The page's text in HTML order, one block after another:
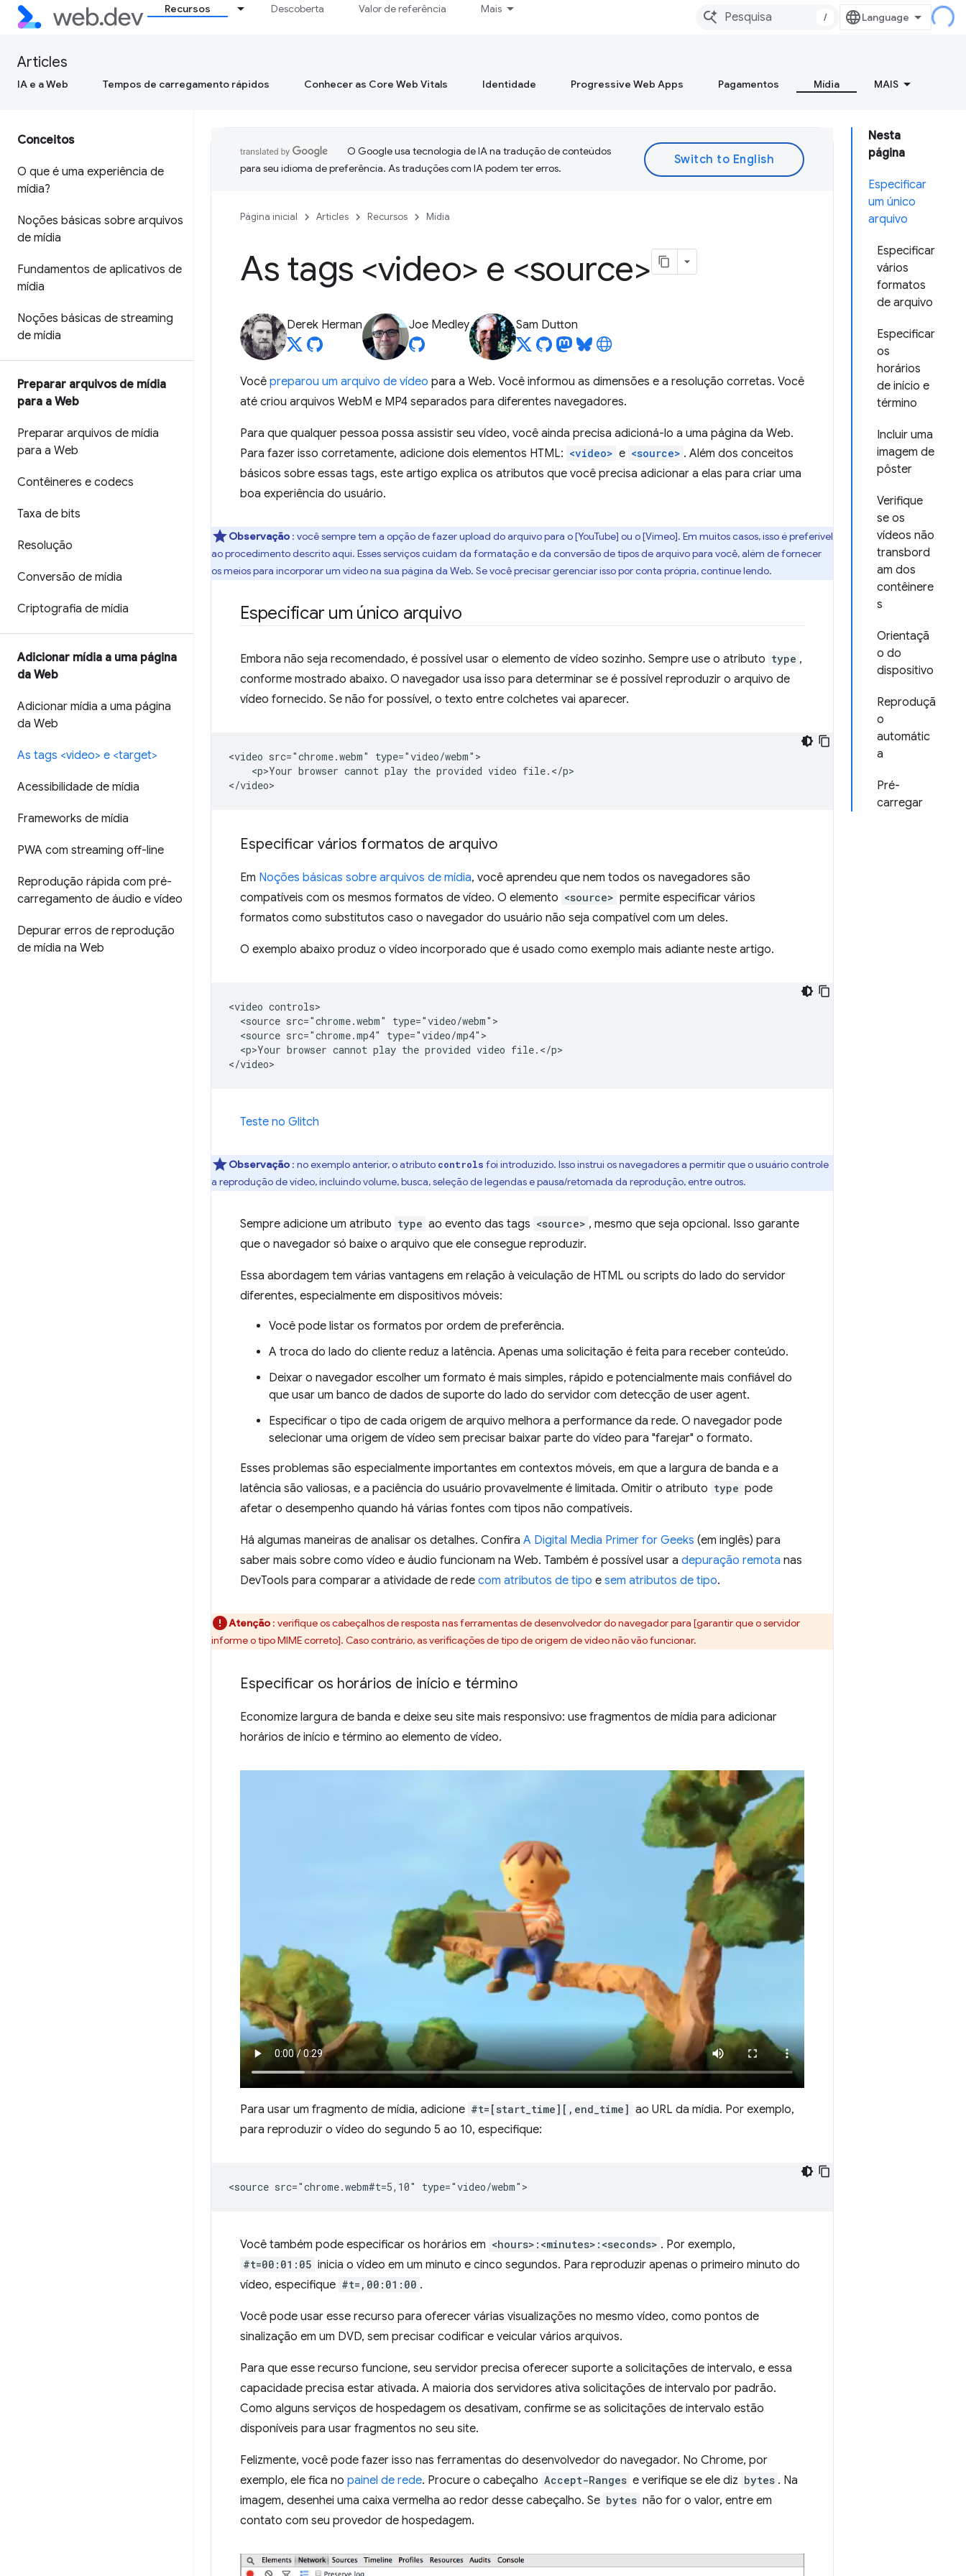
Recursos Descoberta Valor de referência Mais
/
Articles
IA e a Web Tempos de carregamento rápidos Conhecer as Core Web Vitals Identidade Progressive Web Apps Pagamentos Mídia MAIS
Conceitos
O que é uma experiência de
mídia?
Noções básicas sobre arquivos
de mídia
Fundamentos de aplicativos de
mídia
Noções básicas de streaming
de mídia
Preparar arquivos de mídia
para a Web
Preparar arquivos de mídia
para a Web
Contêineres e codecs
Taxa de bits
Resolução
Conversão de mídia
Criptografia de mídia
Adicionar mídia a uma página
da Web
Adicionar mídia a uma página
da Web
As tags <video> e <target>
Acessibilidade de mídia
Frameworks de mídia
PWA com streaming off-line
Reprodução rápida com pré-
carregamento de áudio e vídeo
Depurar erros de reprodução
de mídia na Web
Nesta
página
Especificar
um único
arquivo
Especificar
vários
formatos
de arquivo
Especificar
os
horários
de início e
término
Incluir uma
imagem de
pôster
Verifique
se os
vídeos não
transbord
am dos
contêinere
s
Orientaçã
o do
dispositivo
Reproduçã
o
automátic
a
Pré-
carregar
O Google usa tecnologia de IA na tradução de conteúdos
para seu idioma de preferência. As traduções com IA podem ter erros.
Página inicial Articles Recursos Mídia
As tags <video> e <source>
Derek Herman Joe Medley Sam Dutton
Você preparou um arquivo de vídeo para a Web. Você informou as dimensões e a resolução corretas. Você
até criou arquivos WebM e MP4 separados para diferentes navegadores.
Para que qualquer pessoa possa assistir seu vídeo, você ainda precisa adicioná-lo a uma página da Web.
Para fazer isso corretamente, adicione dois elementos HTML: <video> e <source> . Além dos conceitos
básicos sobre essas tags, este artigo explica os atributos que você precisa adicionar a elas para criar uma
boa experiência do usuário.
Observação : você sempre tem a opção de fazer upload do arquivo para o [YouTube] ou o [Vimeo]. Em muitos casos, isso é preferível
ao procedimento descrito aqui. Esses serviços cuidam da formatação e da conversão de tipos de arquivo para você, além de fornecer
os meios para incorporar um vídeo na sua página da Web. Se você precisar gerenciar isso por conta própria, continue lendo.
Especificar um único arquivo
Embora não seja recomendado, é possível usar o elemento de vídeo sozinho. Sempre use o atributo type ,
conforme mostrado abaixo. O navegador usa isso para determinar se é possível reproduzir o arquivo de
vídeo fornecido. Se não for possível, o texto entre colchetes vai aparecer.
<video src="chrome.webm" type="video/webm">
    <p>Your browser cannot play the provided video file.</p>
Especificar vários formatos de arquivo
Em Noções básicas sobre arquivos de mídia, você aprendeu que nem todos os navegadores são
compatíveis com os mesmos formatos de vídeo. O elemento <source> permite especificar vários
formatos como substitutos caso o navegador do usuário não seja compatível com um deles.
O exemplo abaixo produz o vídeo incorporado que é usado como exemplo mais adiante neste artigo.
<video controls>
  <source src="chrome.webm" type="video/webm">
  <source src="chrome.mp4" type="video/mp4">
  <p>Your browser cannot play the provided video file.</p>
Teste no Glitch
Observação : no exemplo anterior, o atributo controls foi introduzido. Isso instrui os navegadores a permitir que o usuário controle
a reprodução de vídeo, incluindo volume, busca, seleção de legendas e pausa/retomada da reprodução, entre outros.
Sempre adicione um atributo type ao evento das tags <source> , mesmo que seja opcional. Isso garante
que o navegador só baixe o arquivo que ele consegue reproduzir.
Essa abordagem tem várias vantagens em relação à veiculação de HTML ou scripts do lado do servidor
diferentes, especialmente em dispositivos móveis:
Você pode listar os formatos por ordem de preferência.
A troca do lado do cliente reduz a latência. Apenas uma solicitação é feita para receber conteúdo.
Deixar o navegador escolher um formato é mais simples, rápido e potencialmente mais confiável do
que usar um banco de dados de suporte do lado do servidor com detecção de user agent.
Especificar o tipo de cada origem de arquivo melhora a performance da rede. O navegador pode
selecionar uma origem de vídeo sem precisar baixar parte do vídeo para "farejar" o formato.
Esses problemas são especialmente importantes em contextos móveis, em que a largura de banda e a
latência são valiosas, e a paciência do usuário provavelmente é limitada. Omitir o atributo type pode
afetar o desempenho quando há várias fontes com tipos não compatíveis.
Há algumas maneiras de analisar os detalhes. Confira A Digital Media Primer for Geeks (em inglês) para
saber mais sobre como vídeo e áudio funcionam na Web. Também é possível usar a depuração remota nas
DevTools para comparar a atividade de rede com atributos de tipo e sem atributos de tipo.
Atenção : verifique os cabeçalhos de resposta nas ferramentas de desenvolvedor do navegador para [garantir que o servidor
informe o tipo MIME correto]. Caso contrário, as verificações de tipo de origem de vídeo não vão funcionar.
Especificar os horários de início e término
Economize largura de banda e deixe seu site mais responsivo: use fragmentos de mídia para adicionar
horários de início e término ao elemento de vídeo.
Para usar um fragmento de mídia, adicione #t=[start_time][,end_time] ao URL da mídia. Por exemplo,
para reproduzir o vídeo do segundo 5 ao 10, especifique:
Você também pode especificar os horários em <hours>:<minutes>:<seconds> . Por exemplo,
#t=00:01:05 inicia o vídeo em um minuto e cinco segundos. Para reproduzir apenas o primeiro minuto do
vídeo, especifique #t=,00:01:00 .
Você pode usar esse recurso para oferecer várias visualizações no mesmo vídeo, como pontos de
sinalização em um DVD, sem precisar codificar e veicular vários arquivos.
Para que esse recurso funcione, seu servidor precisa oferecer suporte a solicitações de intervalo, e essa
capacidade precisa estar ativada. A maioria dos servidores ativa solicitações de intervalo por padrão.
Como alguns serviços de hospedagem os desativam, confirme se as solicitações de intervalo estão
disponíveis para usar fragmentos no seu site.
Felizmente, você pode fazer isso nas ferramentas do desenvolvedor do navegador. No Chrome, por
exemplo, ele fica no painel de rede. Procure o cabeçalho Accept-Ranges e verifique se ele diz bytes . Na
imagem, desenhei uma caixa vermelha ao redor desse cabeçalho. Se bytes não for o valor, entre em
contato com seu provedor de hospedagem.